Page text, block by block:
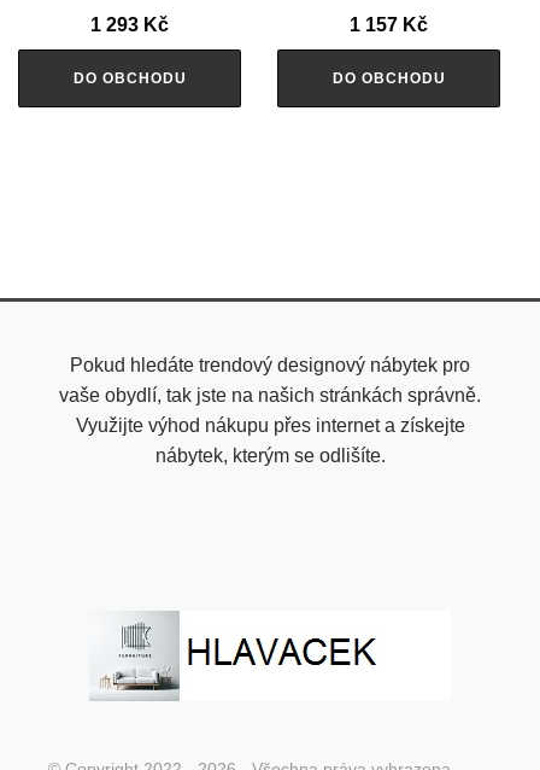
1 293 Kč
DO OBCHODU
1 157 Kč
DO OBCHODU
Pokud hledáte trendový designový nábytek pro
vaše obydlí, tak jste na našich stránkách správně.
Využijte výhod nákupu přes internet a získejte
nábytek, kterým se odlišíte.